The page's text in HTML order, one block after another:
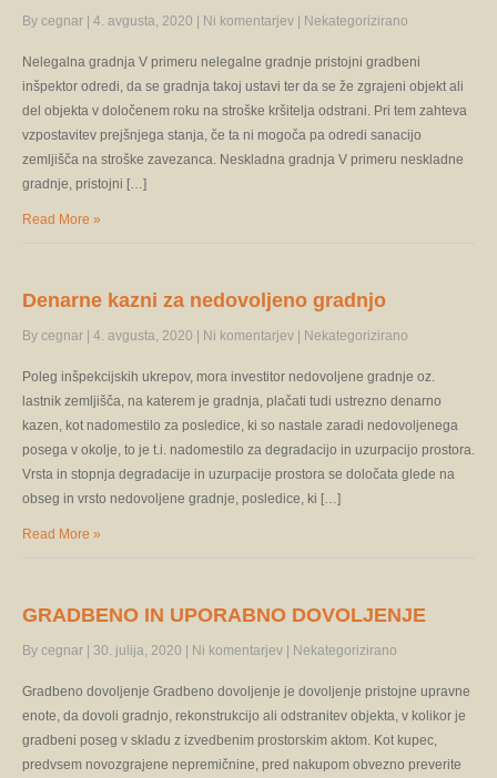
By cegnar 4. avgusta, 2020 Ni komentarjev Nekategorizirano
Nelegalna gradnja V primeru nelegalne gradnje pristojni gradbeni
inšpektor odredi, da se gradnja takoj ustavi ter da se že zgrajeni objekt ali
del objekta v določenem roku na stroške kršitelja odstrani. Pri tem zahteva
vzpostavitev prejšnjega stanja, če ta ni mogoča pa odredi sanacijo
zemljišča na stroške zavezanca. Neskladna gradnja V primeru neskladne
gradnje, pristojni […]
Read More »
Denarne kazni za nedovoljeno gradnjo
By cegnar 4. avgusta, 2020 Ni komentarjev Nekategorizirano
Poleg inšpekcijskih ukrepov, mora investitor nedovoljene gradnje oz.
lastnik zemljišča, na katerem je gradnja, plačati tudi ustrezno denarno
kazen, kot nadomestilo za posledice, ki so nastale zaradi nedovoljenega
posega v okolje, to je t.i. nadomestilo za degradacijo in uzurpacijo prostora.
Vrsta in stopnja degradacije in uzurpacije prostora se določata glede na
obseg in vrsto nedovoljene gradnje, posledice, ki […]
Read More »
GRADBENO IN UPORABNO DOVOLJENJE
By cegnar 30. julija, 2020 Ni komentarjev Nekategorizirano
Gradbeno dovoljenje Gradbeno dovoljenje je dovoljenje pristojne upravne
enote, da dovoli gradnjo, rekonstrukcijo ali odstranitev objekta, v kolikor je
gradbeni poseg v skladu z izvedbenim prostorskim aktom. Kot kupec,
predvsem novozgrajene nepremičnine, pred nakupom obvezno preverite